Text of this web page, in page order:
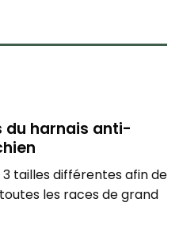
du harnais anti-
tailles différentes afin de
les races de grand